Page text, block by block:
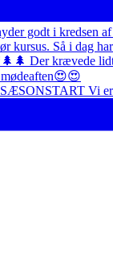
SÆSONSTART Vi